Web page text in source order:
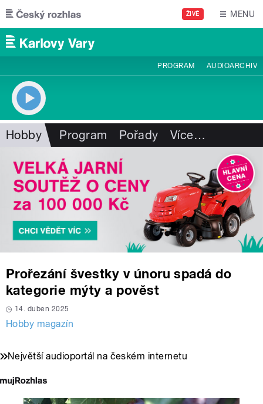
Přejít k hlavnímu obsahu
ŽIVĚ MENU
PROGRAM AUDIOARCHIV
Hobby Program Pořady Více…
Prořezání švestky v únoru spadá do
kategorie mýty a pověst
14. duben 2025
Hobby magazín
Největší audioportál na českém internetu